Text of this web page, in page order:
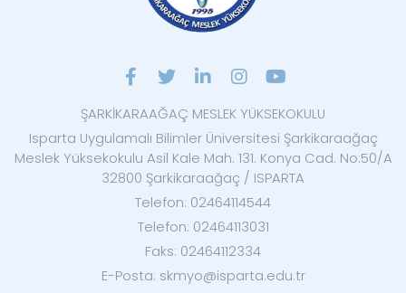
ŞARKİKARAAĞAÇ MESLEK YÜKSEKOKULU
Isparta Uygulamalı Bilimler Üniversitesi Şarkikaraağaç
Meslek Yüksekokulu Asil Kale Mah. 131. Konya Cad. No:50/A
32800 Şarkikaraağaç / ISPARTA
Telefon: 02464114544
Telefon: 02464113031
Faks: 02464112334
E-Posta: skmyo@isparta.edu.tr